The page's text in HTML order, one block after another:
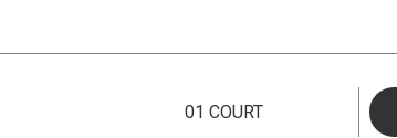
01 COURT